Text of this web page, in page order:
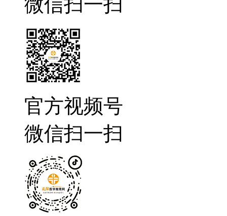
官方视频号
微信扫一扫